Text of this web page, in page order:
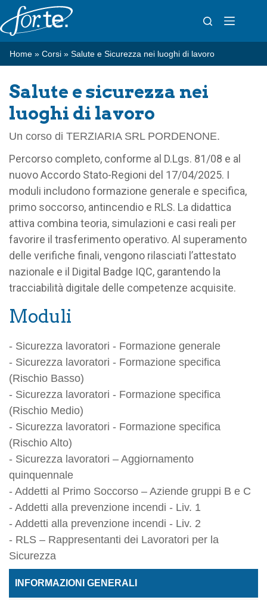
Salta
contenuto
Home » Corsi » Salute e Sicurezza nei luoghi di lavoro
Salute e sicurezza nei
luoghi di lavoro
Un corso di TERZIARIA SRL PORDENONE.
Percorso completo, conforme al D.Lgs. 81/08 e al
nuovo Accordo Stato-Regioni del 17/04/2025. I
moduli includono formazione generale e specifica,
primo soccorso, antincendio e RLS. La didattica
attiva combina teoria, simulazioni e casi reali per
favorire il trasferimento operativo. Al superamento
delle verifiche finali, vengono rilasciati l’attestato
nazionale e il Digital Badge IQC, garantendo la
tracciabilità digitale delle competenze acquisite.
Moduli
- Sicurezza lavoratori - Formazione generale
- Sicurezza lavoratori - Formazione specifica
(Rischio Basso)
- Sicurezza lavoratori - Formazione specifica
(Rischio Medio)
- Sicurezza lavoratori - Formazione specifica
(Rischio Alto)
- Sicurezza lavoratori – Aggiornamento
quinquennale
- Addetti al Primo Soccorso – Aziende gruppi B e C
- Addetti alla prevenzione incendi - Liv. 1
- Addetti alla prevenzione incendi - Liv. 2
- RLS – Rappresentanti dei Lavoratori per la
Sicurezza
INFORMAZIONI GENERALI